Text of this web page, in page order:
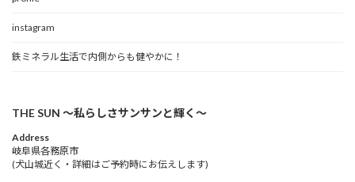
instagram
鉄ミネラル生活で内側からも健やかに！
THE SUN 〜私らしさサンサンと輝く〜
Address
岐阜県各務原市
(犬山城近く・詳細はご予約時にお伝えします)